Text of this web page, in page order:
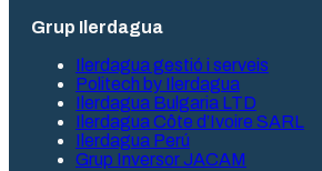
Grup Ilerdagua
Ilerdagua gestió i serveis
Politech by Ilerdagua
Ilerdagua Bulgaria LTD
Ilerdagua Côte d’Ivoire SARL
Ilerdagua Perú
Grup Inversor JACAM